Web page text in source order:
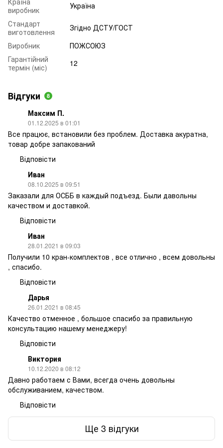
виробник
Україна
Стандарт
виготовлення
Згідно ДСТУ/ГОСТ
Виробник
ПОЖСОЮЗ
Гарантійний
термін (міс)
12
Відгуки 8
Максим П.
01.12.2025 в 01:01
Все працює, встановили без проблем. Доставка акуратна,
товар добре запакований
Відповісти
Иван
08.10.2025 в 09:51
Заказали для ОСББ в каждый подъезд. Были давольны
качеством и доставкой.
Відповісти
Иван
28.01.2021 в 09:03
Получили 10 кран-комплектов , все отлично , всем довольны
, спасибо.
Відповісти
Дарья
26.01.2021 в 08:45
Качество отменное , большое спасибо за правильную
консультацию нашему менеджеру!
Відповісти
Виктория
10.12.2020 в 08:12
Давно работаем с Вами, всегда очень довольны
обслуживанием, качеством.
Відповісти
Ще 3 відгуки